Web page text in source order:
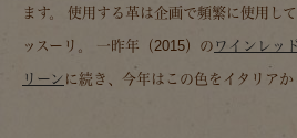
ます。 使用する革は企画で頻繁に使用し
ッスーリ。 一昨年（2015）の ワインレッ
リーン に続き、今年はこの色をイタリアか